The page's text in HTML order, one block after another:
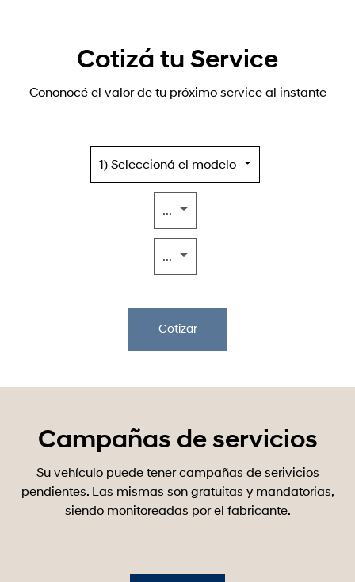
Cotizá tu Service
Cononocé el valor de tu próximo service al instante
1) Seleccioná el modelo
...
...
Cotizar
Campañas de servicios
Su vehículo puede tener campañas de serivicios
pendientes. Las mismas son gratuitas y mandatorias,
siendo monitoreadas por el fabricante.